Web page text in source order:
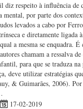
diz respeito à influência de
por parte dos
levados a cabo por
e diretamente ligada
a mesma se enquadra. É
chamam a ressalva
para que se traduza na
deve utilizar estratégias
& Guimarães, 2006).
17-02-2019